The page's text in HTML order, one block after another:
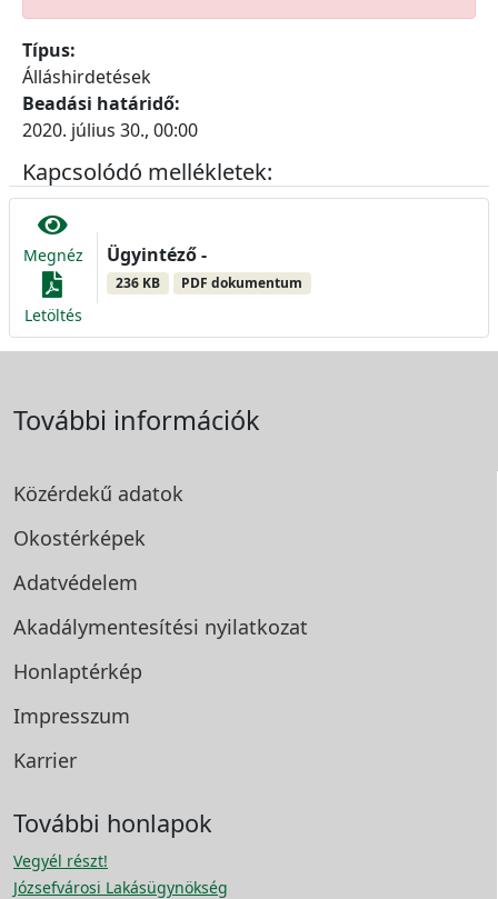
Típus:
Álláshirdetések
Beadási határidő:
2020. július 30., 00:00
Kapcsolódó mellékletek:
Megnéz
Letöltés
Ügyintéző -
236 KB PDF dokumentum
További információk
Közérdekű adatok
Okostérképek
Adatvédelem
Akadálymentesítési nyilatkozat
Honlaptérkép
Impresszum
Karrier
További honlapok
Vegyél részt!
Józsefvárosi Lakásügynökség